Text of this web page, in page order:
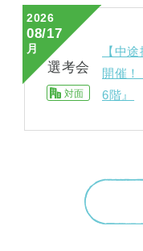
2026
08/17
月
選考会
対面
【中
開催
6階』